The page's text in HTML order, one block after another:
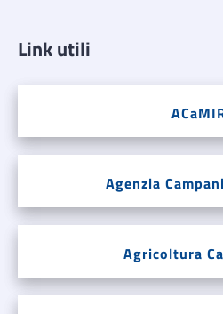
Link utili
Agenzia
Agricoltura